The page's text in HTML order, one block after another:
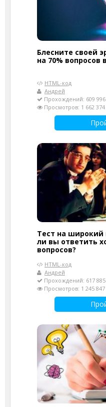
Блесните своей
на 70% вопросов
HTML-код
Андрей
Прохождений: 609 996
Просмотров: 1 662 374
Тест на широкий
ли вы ответить
вопросов?
HTML-код
Андрей
Прохождений: 617 885
Просмотров: 1 245 847